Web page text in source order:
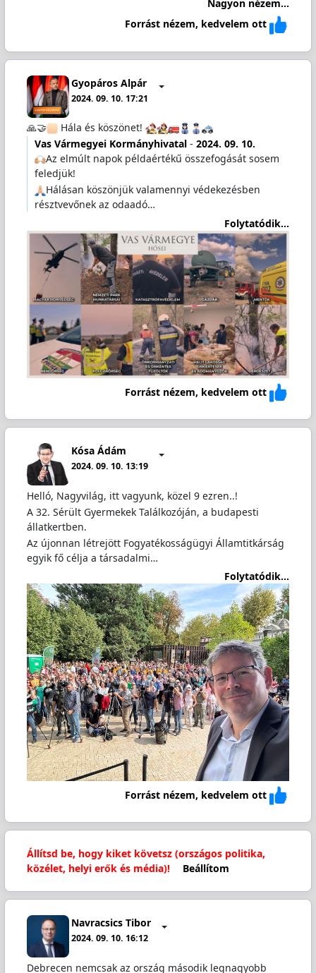
Nagyon nézem...
Forrást nézem, kedvelem ott
Gyopáros Alpár
2024. 09. 10. 17:21
🙏🤝
Hála és köszönet!
Vas Vármegyei Kormányhivatal- 2024. 09. 10.
Az elmúlt napok példaértékű összefogását sosem
feledjük!
Hálásan köszönjük valamennyi védekezésben
résztvevőnek az odaadó…
Folytatódik...
Forrást nézem, kedvelem ott
Kósa Ádám
2024. 09. 10. 13:19
Helló, Nagyvilág, itt vagyunk, közel 9 ezren..!
A 32. Sérült Gyermekek Találkozóján, a budapesti
állatkertben.
Az újonnan létrejött Fogyatékosságügyi Államtitkárság
egyik fő célja a társadalmi…
Folytatódik...
Forrást nézem, kedvelem ott
Állítsd be, hogy kiket követsz (országos politika,
közélet, helyi erők és média)!
Beállítom
Navracsics Tibor
2024. 09. 10. 16:12
Debrecen nemcsak az ország második legnagyobb